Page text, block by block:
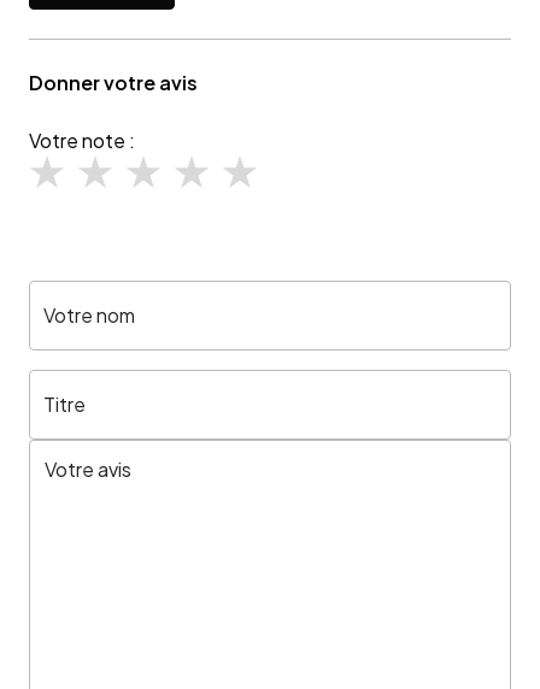
Donner votre avis
Votre note :
Votre nom
Titre